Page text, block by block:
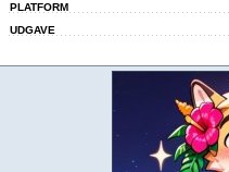
PLATFORM
UDGAVE